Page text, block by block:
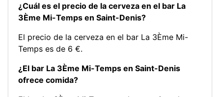
¿Cuál es el precio de la cerveza en el bar La
3Ème Mi-Temps en Saint-Denis?
El precio de la cerveza en el bar La 3Ème Mi-
Temps es de 6 €.
¿El bar La 3Ème Mi-Temps en Saint-Denis
ofrece comida?